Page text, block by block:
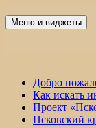
Победа 60
Меню и виджеты
Добро
Как искать
Проект
Псковский